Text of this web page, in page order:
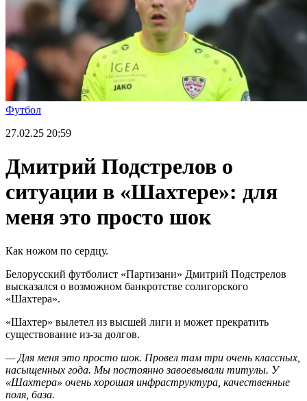
Футбол
27.02.25 20:59
Дмитрий Подстрелов о
ситуации в «Шахтере»: для
меня это просто шок
Как ножом по сердцу.
Белорусский футболист «Партизани» Дмитрий Подстрелов
высказался о возможном банкротстве солигорского
«Шахтера».
«Шахтер» вылетел из высшей лиги и может прекратить
существование из-за долгов.
— Для меня это просто шок. Провел там три очень классных,
насыщенных года. Мы постоянно завоевывали титулы. У
«Шахтера» очень хорошая инфраструктура, качественные
поля, база.